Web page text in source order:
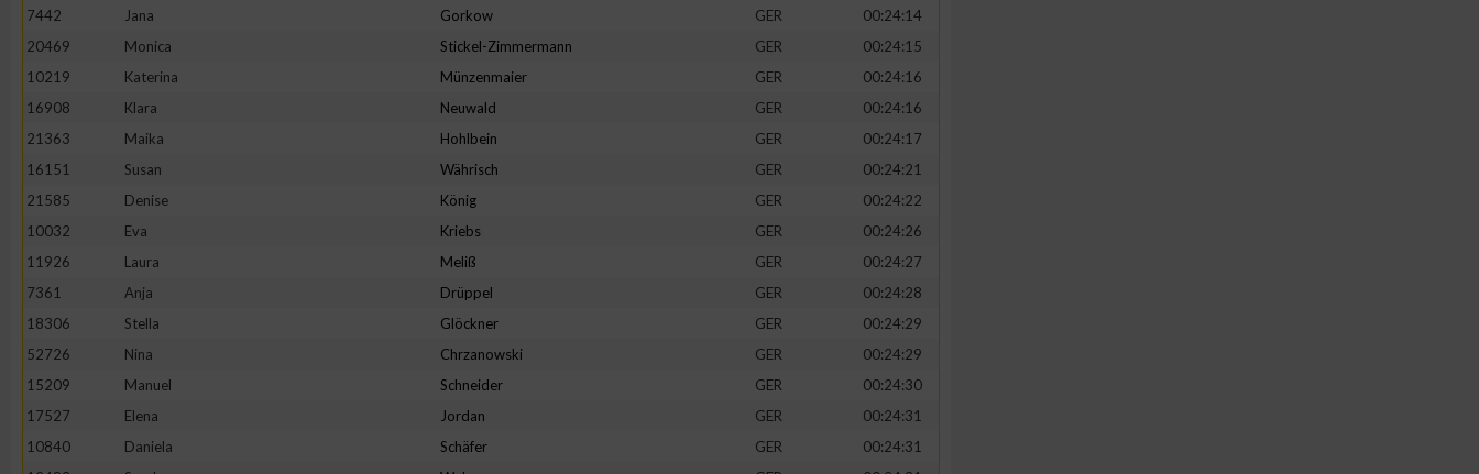
7442
Jana Gorkow GER
00:24:14
20469
Monica Stickel-Zimmermann GER
00:24:15
10219
Katerina Münzenmaier GER
00:24:16
16908
Klara Neuwald GER
00:24:16
21363
Maika Hohlbein GER
00:24:17
16151
Susan Währisch GER
00:24:21
21585
Denise König GER
00:24:22
10032
Eva Kriebs GER
00:24:26
11926
Laura Meliß GER
00:24:27
7361
Anja Drüppel GER
00:24:28
18306
Stella Glöckner GER
00:24:29
52726
Nina Chrzanowski GER
00:24:29
15209
Manuel Schneider GER
00:24:30
17527
Elena Jordan GER
00:24:31
10840
Daniela Schäfer GER
00:24:31
Geräte anhand von aktiv angeforderten Informationen identifizieren
Nicht-IAB-Verarbeitungszwecke:
Notwendig
Performance
Funktional